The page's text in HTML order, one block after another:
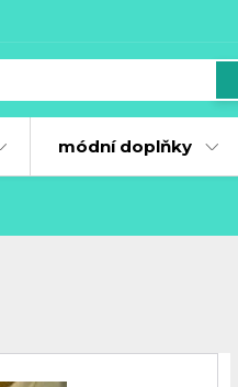
módní doplňky